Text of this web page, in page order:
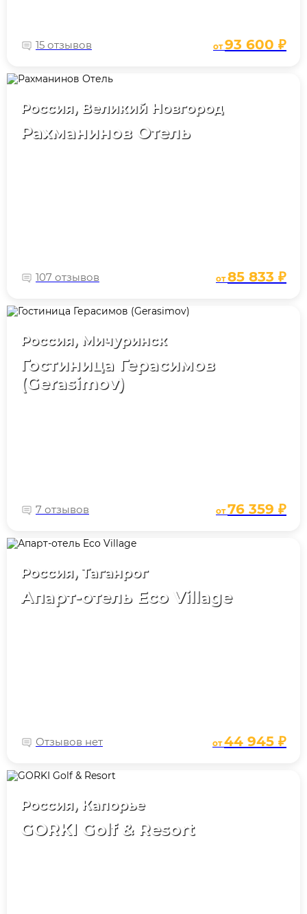
15 отзывов от93 600 ₽
Россия, Великий Новгород
Рахманинов Отель
107 отзывов от85 833 ₽
Россия, Мичуринск
Гостиница Герасимов
(Gerasimov)
7 отзывов от76 359 ₽
Россия, Таганрог
Апарт-отель Eco Village
Отзывов нет от44 945 ₽
Россия, Капорье
GORKI Golf & Resort